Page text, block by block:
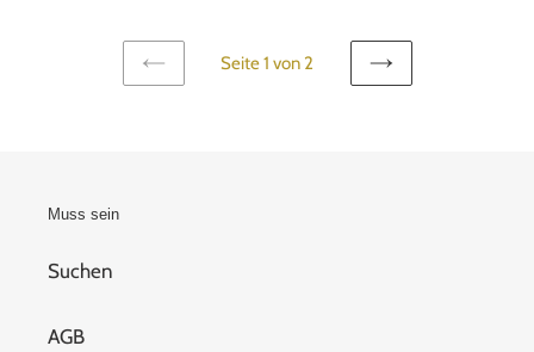
VORHERIGE
Seite 1 von 2
NÄCHSTE
Muss sein
Suchen
AGB